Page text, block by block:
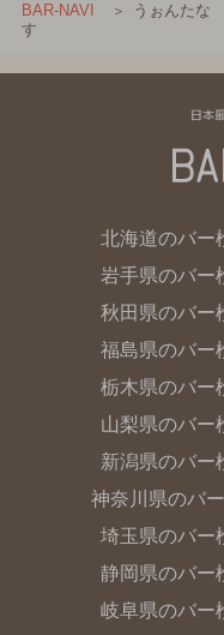
BAR-NAVI
うぉんたな
す
北海道のバー
岩手県のバー
秋田県のバー
福島県のバー
栃木県のバー
山梨県のバー
新潟県のバー
神奈川県のバ
埼玉県のバー
静岡県のバー
岐阜県のバー